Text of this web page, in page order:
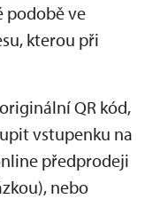
podobě ve
kterou při
QR kód,
vstupenku na
předprodeji
nebo